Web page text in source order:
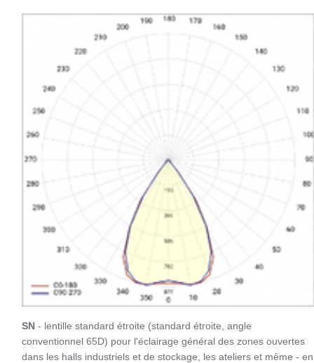
SN - lentille standard étroite (standard étroite, angle
conventionnel 65D) pour l'éclairage général des zones ouvertes
dans les halls industriels et de stockage, les ateliers et même - en